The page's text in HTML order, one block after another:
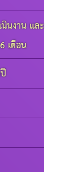
นงาน และ
เดือน